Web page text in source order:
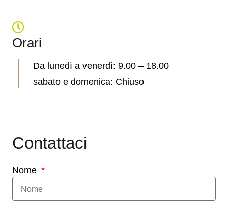
Orari
Da lunedì a venerdì: 9.00 – 18.00
sabato e domenica: Chiuso
Contattaci
Nome